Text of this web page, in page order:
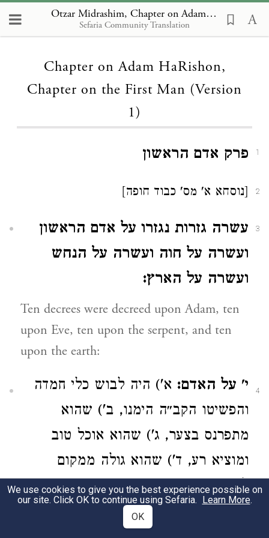
Otzar Midrashim, Chapter on Adam HaRishon, Chapter on the First Man (Version 1)
Sefaria Community Translation
Loading...
Chapter on Adam HaRishon,
Chapter on the First Man (Version
1)
1 פרק אדם הראשון
2 [נוסחא א' מס' כבוד חופה]
3
עשרה גזרות נגזרו על אדם הראשון
ועשרה על חוה ועשרה על הנחש
ועשרה על הארץ:
Ten decrees were decreed upon Adam, ten
upon Eve, ten upon the serpent, and ten
upon the earth:
4 י' על האדם: א') היה לבוש כלי חמדה
והפשיטו הקב״ה הימנו, ב') שהוא
מתפרנס בצער, ג') שהוא אוכל טוב
ומוציא רע, ד') שהוא גולה ממקום
למקום, ה') ריח זיעה, ו') שיש בו יצה״ר,
ז') ששלטה בו רימה ותולעה, ח')
We use cookies to give you the best experience possible on
our site. Click OK to continue using Sefaria. Learn More.
OK